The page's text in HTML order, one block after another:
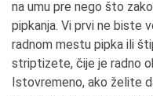
na umu pre nego što
pipkanja. Vi prvi ne biste
radnom mestu pipka ili
striptizete, čije je radno
Istovremeno, ako želite